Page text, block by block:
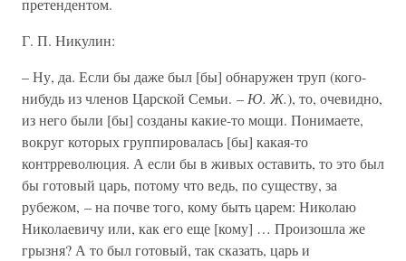
претендентом.
Г. П. Никулин:
– Ну, да. Если бы даже был [бы] обнаружен труп (кого-
нибудь из членов Царской Семьи. – Ю. Ж.), то, очевидно,
из него были [бы] созданы какие-то мощи. Понимаете,
вокруг которых группировалась [бы] какая-то
контрреволюция. А если бы в живых оставить, то это был
бы готовый царь, потому что ведь, по существу, за
рубежом, – на почве того, кому быть царем: Николаю
Николаевичу или, как его еще [кому] … Произошла же
грызня? А то был готовый, так сказать, царь и